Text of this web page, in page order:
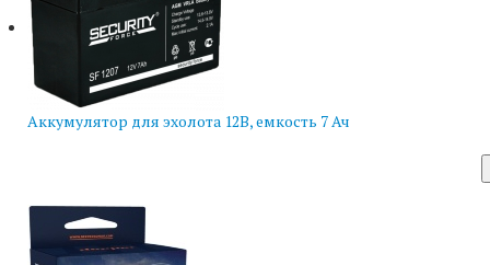
Аккумулятор для эхолота 12В, емкость 7 Ач